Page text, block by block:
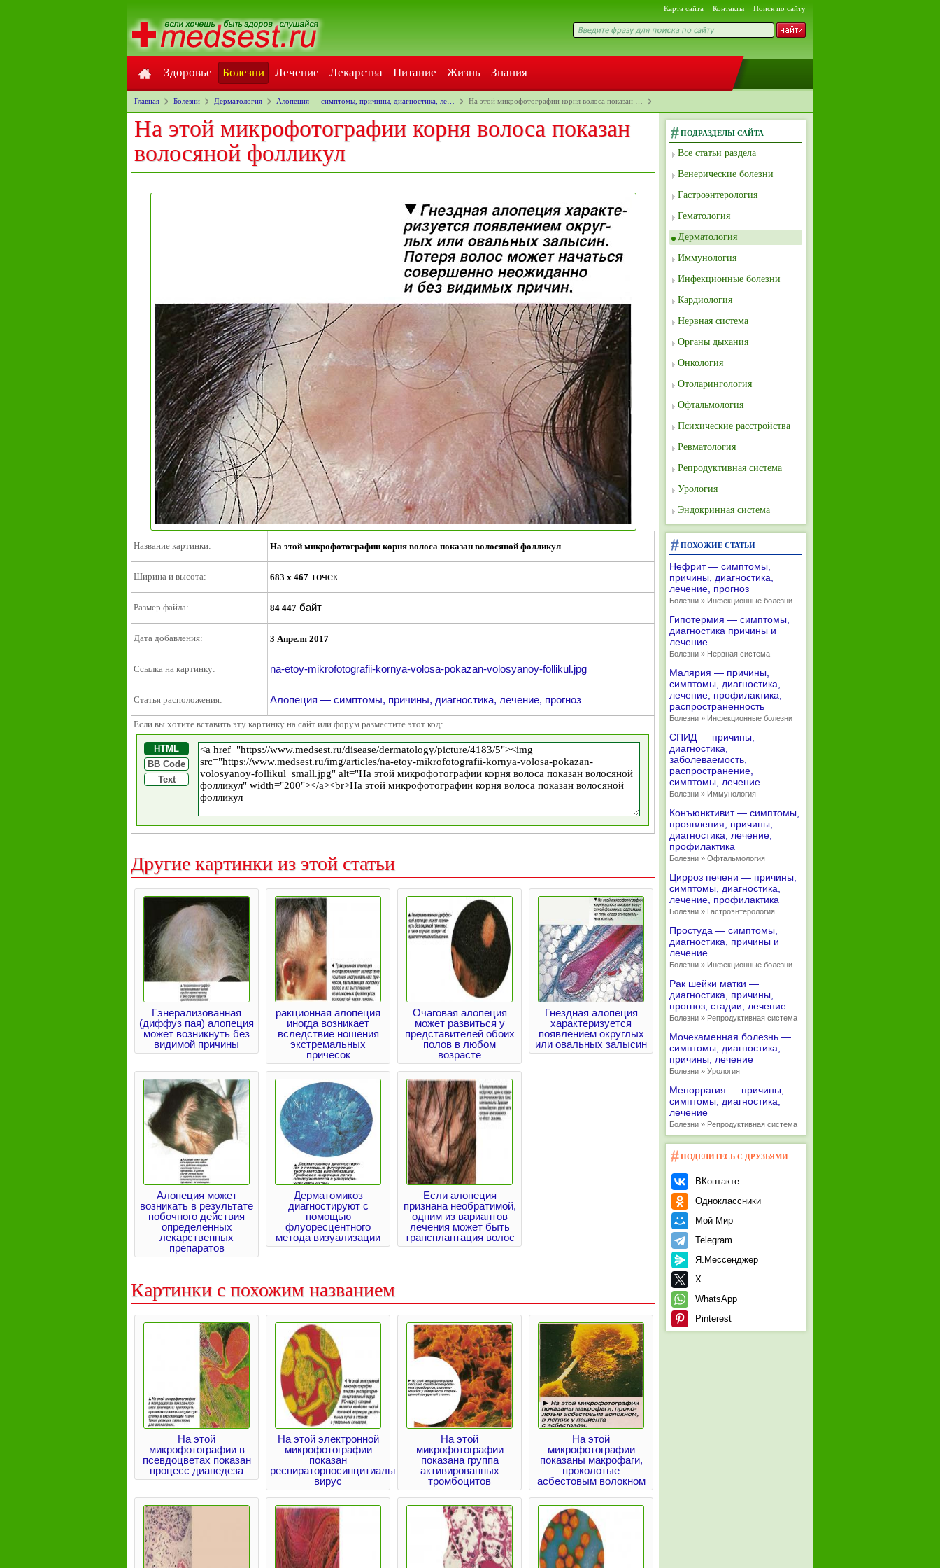
Карта сайта Контакты Поиск по сайту
Здоровье Болезни Лечение Лекарства Питание Жизнь Знания
Главная Болезни Дерматология Алопеция — симптомы, причины, диагностика, ле… На этой микрофотографии корня волоса показан …
На этой микрофотографии корня волоса показан
волосяной фолликул
Название картинки: На этой микрофотографии корня волоса показан волосяной фолликул
Ширина и высота: 683 x 467 точек
Размер файла: 84 447 байт
Дата добавления: 3 Апреля 2017
Ссылка на картинку: na-etoy-mikrofotografii-kornya-volosa-pokazan-volosyanoy-follikul.jpg
Статья расположения: Алопеция — симптомы, причины, диагностика, лечение, прогноз
Если вы хотите вставить эту картинку на сайт или форум разместите этот код:
HTML
BB Code
Text
Другие картинки из этой статьи
Гэнерализованная
(диффуз пая) алопеция
может возникнуть без
видимой причины
ракционная алопеция
иногда возникает
вследствие ношения
экстремальных
причесок
Очаговая алопеция
может развиться у
представителей обоих
полов в любом
возрасте
Гнездная алопеция
характеризуется
появлением округлых
или овальных залысин
Алопеция может
возникать в результате
побочного действия
определенных
лекарственных
препаратов
Дерматомикоз
диагностируют с
помощью
флуоресцентного
метода визуализации
Если алопеция
признана необратимой,
одним из вариантов
лечения может быть
трансплантация волос
Картинки с похожим названием
На этой
микрофотографии в
псевдоцветах показан
процесс диапедеза
На этой электронной
микрофотографии
показан
респираторносинцитиальный
вирус
На этой
микрофотографии
показана группа
активированных
тромбоцитов
На этой
микрофотографии
показаны макрофаги,
проколотые
асбестовым волокном
ПОДРАЗДЕЛЫ САЙТА
Все статьи раздела
Венерические болезни
Гастроэнтерология
Гематология
Дерматология
Иммунология
Инфекционные болезни
Кардиология
Нервная система
Органы дыхания
Онкология
Отоларингология
Офтальмология
Психические расстройства
Ревматология
Репродуктивная система
Урология
Эндокринная система
ПОХОЖИЕ СТАТЬИ
Нефрит — симптомы,
причины, диагностика,
лечение, прогноз
Болезни » Инфекционные болезни
Гипотермия — симптомы,
диагностика причины и
лечение
Болезни » Нервная система
Малярия — причины,
симптомы, диагностика,
лечение, профилактика,
распространенность
Болезни » Инфекционные болезни
СПИД — причины,
диагностика,
заболеваемость,
распространение,
симптомы, лечение
Болезни » Иммунология
Конъюнктивит — симптомы,
проявления, причины,
диагностика, лечение,
профилактика
Болезни » Офтальмология
Цирроз печени — причины,
симптомы, диагностика,
лечение, профилактика
Болезни » Гастроэнтерология
Простуда — симптомы,
диагностика, причины и
лечение
Болезни » Инфекционные болезни
Рак шейки матки —
диагностика, причины,
прогноз, стадии, лечение
Болезни » Репродуктивная система
Мочекаменная болезнь —
симптомы, диагностика,
причины, лечение
Болезни » Урология
Меноррагия — причины,
симптомы, диагностика,
лечение
Болезни » Репродуктивная система
ПОДЕЛИТЕСЬ С ДРУЗЬЯМИ
ВКонтакте
Одноклассники
Мой Мир
Telegram
Я.Мессенджер
X
WhatsApp
Pinterest